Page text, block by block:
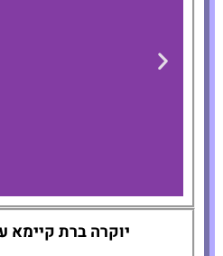
Brooklyn
יוקרה ברת קיימא